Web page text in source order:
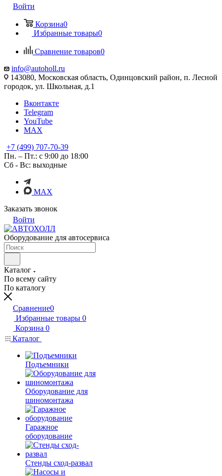
Войти
Корзина0
Избранные товары0
Сравнение товаров0
info@autoholl.ru
143080, Московская область, Одинцовский район, п. Лесной
городок, ул. Школьная, д.1
Вконтакте
Telegram
YouTube
MAX
+7 (499) 707-70-39
Пн. – Пт.: с 9:00 до 18:00
Сб - Вс: выходные
MAX
Заказать звонок
Войти
Оборудование для автосервиса
Каталог
По всему сайту
По каталогу
Сравнение0
Избранные товары 0
Корзина 0
Каталог
Подъемники
Оборудование для
шиномонтажа
Гаражное
оборудование
Стенды сход-развал